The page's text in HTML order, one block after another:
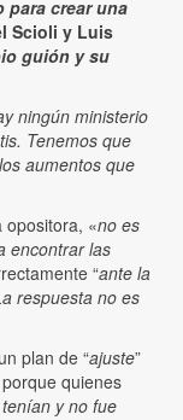
para crear una
Scioli y Luis
guión y su
ningún ministerio
Tenemos que
aumentos que
opositora, «no es
encontrar las
“ante la
respuesta no es
plan de “ajuste”
porque quienes
y no fue